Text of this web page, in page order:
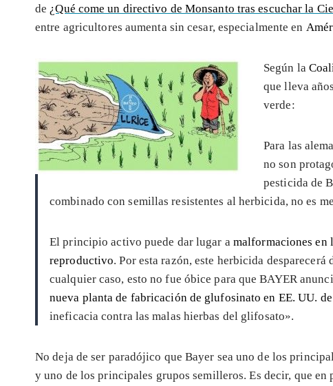
de ¿Qué come un directivo de Monsanto tras escuchar la
entre agricultores aumenta sin cesar, especialmente en
Según la
que lleva
verde:
Para las
no son
pesticida de
combinado con semillas resistentes al herbicida, no es
El principio activo puede dar lugar a malformaciones en
reproductivo. Por esta razón, este herbicida
cualquier caso, esto no fue óbice para que BAYER
nueva planta de fabricación de glufosinato en EE. UU.
ineficacia contra las malas hierbas del glifosato».
No deja de ser paradójico que Bayer sea uno de los
y uno de los principales grupos semilleros. Es decir, que